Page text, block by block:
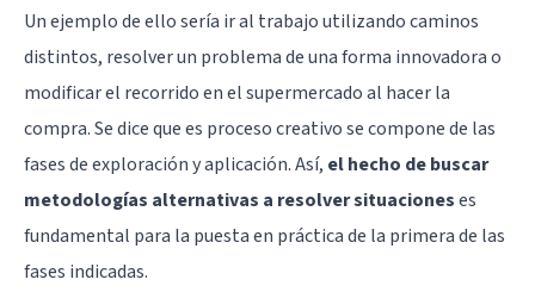
Un ejemplo de ello sería ir al trabajo utilizando caminos
distintos, resolver un problema de una forma innovadora o
modificar el recorrido en el supermercado al hacer la
compra. Se dice que es proceso creativo se compone de las
fases de exploración y aplicación. Así, el hecho de buscar
metodologías alternativas a resolver situacioneses
fundamental para la puesta en práctica de la primera de las
fases indicadas.